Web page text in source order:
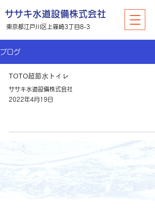
​ササキ水道設備株式会社
東京都江戸川区上篠崎3丁目8-3
ブログ
TOTO超節水トイレ
ササキ水道設備株式会社
2022年4月19日